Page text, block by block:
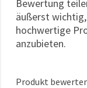
Bewertung
äußerst
hochwertige
anzubieten.
Produkt